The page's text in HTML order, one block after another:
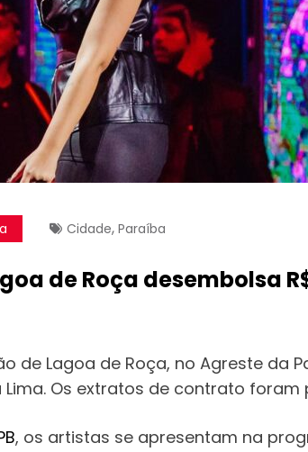
Cidade, Paraíba
de Roça desembolsa
de Lagoa de Roça, no Agreste da
Os extratos de contrato foram
, os artistas se apresentam na